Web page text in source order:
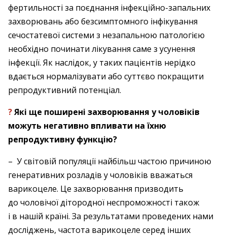
фертильності за поєднання інфекційно-запальних
захворювань або безсимптомного інфікування
сечо­статевої системи з незапальною патологією
необхідно починати лікування саме з усунення
інфекції. Як наслідок, у таких пацієнтів нерідко
вдається нормалізувати або суттєво покращити
репродуктивний ­потенціал.
?Які ще поширені захворювання у чоловіків
можуть негативно впливати на їхню
репродуктивну функцію?
– У світовій популяції найбільш частою причиною
генеративних розладів у чоловіків вважаться
варикоцеле. Це захворювання призводить
до чоловічої дітородної неспроможності також
і в нашій країні. За результатами проведених нами
досліджень, частота варикоцеле серед інших